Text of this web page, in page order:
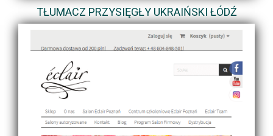
TŁUMACZ PRZYSIĘGŁY UKRAIŃSKI ŁÓDŹ